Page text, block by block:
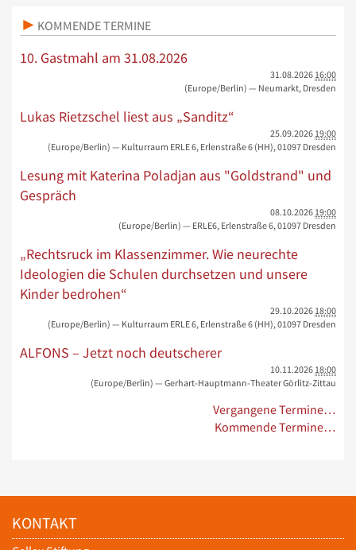
KOMMENDE TERMINE
10. Gastmahl am 31.08.2026
31.08.2026 16:00
(Europe/Berlin) — Neumarkt, Dresden
Lukas Rietzschel liest aus „Sanditz“
25.09.2026 19:00
(Europe/Berlin) — Kulturraum ERLE 6, Erlenstraße 6 (HH), 01097 Dresden
Lesung mit Katerina Poladjan aus "Goldstrand" und
Gespräch
08.10.2026 19:00
(Europe/Berlin) — ERLE6, Erlenstraße 6, 01097 Dresden
„Rechtsruck im Klassenzimmer. Wie neurechte
Ideologien die Schulen durchsetzen und unsere
Kinder bedrohen“
29.10.2026 18:00
(Europe/Berlin) — Kulturraum ERLE 6, Erlenstraße 6 (HH), 01097 Dresden
ALFONS – Jetzt noch deutscherer
10.11.2026 18:00
(Europe/Berlin) — Gerhart-Hauptmann-Theater Görlitz-Zittau
Vergangene Termine…
Kommende Termine…
KONTAKT